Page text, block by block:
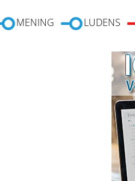
MENING LUDENS